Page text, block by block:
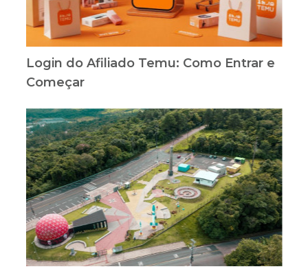
Login do Afiliado Temu: Como Entrar e
Começar